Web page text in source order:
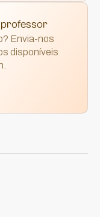
professor
Envia-nos
disponíveis